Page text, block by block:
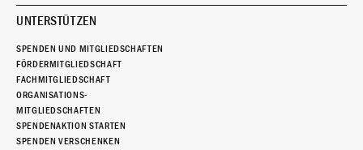
UNTERSTÜTZEN
SPENDEN UND MITGLIEDSCHAFTEN
FÖRDERMITGLIEDSCHAFT
FACHMITGLIEDSCHAFT
ORGANISATIONS-
MITGLIEDSCHAFTEN
SPENDENAKTION STARTEN
SPENDEN VERSCHENKEN